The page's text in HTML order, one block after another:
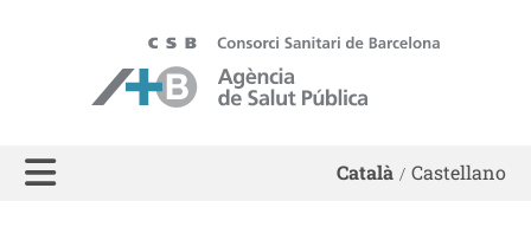
ASPB - Agència de Salut Pública de Barcelona
Català Castellano